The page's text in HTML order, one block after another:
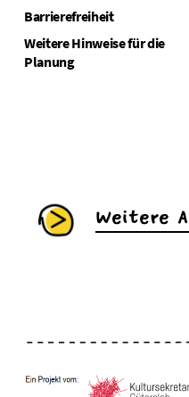
Barrierefreiheit
Weitere Hinweise für die
Planung
Weitere